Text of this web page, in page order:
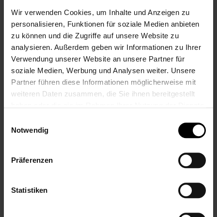
Wir verwenden Cookies, um Inhalte und Anzeigen zu
personalisieren, Funktionen für soziale Medien anbieten
zu können und die Zugriffe auf unsere Website zu
analysieren. Außerdem geben wir Informationen zu Ihrer
Verwendung unserer Website an unsere Partner für
soziale Medien, Werbung und Analysen weiter. Unsere
Partner führen diese Informationen möglicherweise mit
weiteren Daten zusammen, die Sie ihnen bereitgestellt
Notwendig
Präferenzen
Statistiken
Einhaltung der gesetzlichen Anforderungen an
Konformität und Produktsicherheit des personalisierten
Produkts liegt damit vollständig bei LALALO. Der
ursprüngliche Hersteller (Playshoes) ist für die
Personalisierung und deren Auswirkungen nicht haftbar.
Für Rückfragen oder weitere Informationen erreichen Sie
uns hier: Krisla GmbH (LALALO), St.-Tönnis-Str. 71, 50769
Köln, E-Mail: support@lalalo.de.
Artikelnummer
Hersteller
Motiv / Form